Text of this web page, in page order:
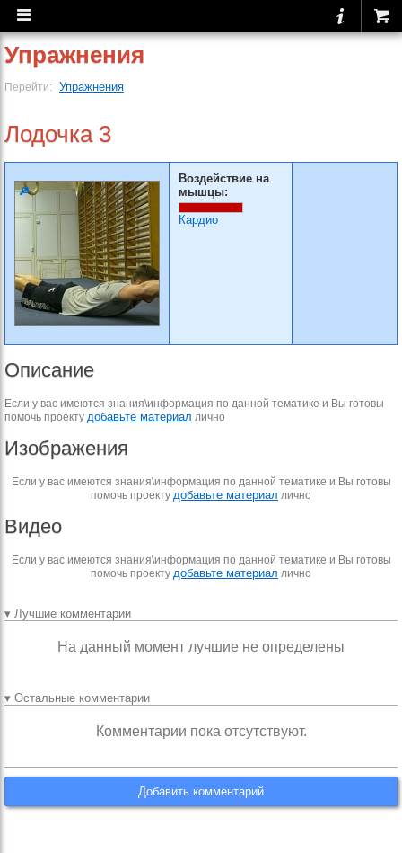
Упражнения
Перейти: Упражнения
Лодочка 3
Воздействие на
мышцы:
Кардио
Описание
Если у вас имеются знания\информация по данной тематике и Вы готовы
помочь проекту добавьте материал лично
Изображения
Если у вас имеются знания\информация по данной тематике и Вы готовы
помочь проекту добавьте материал лично
Видео
Если у вас имеются знания\информация по данной тематике и Вы готовы
помочь проекту добавьте материал лично
▾ Лучшие комментарии
На данный момент лучшие не определены
▾ Остальные комментарии
Комментарии пока отсутствуют.
Добавить комментарий